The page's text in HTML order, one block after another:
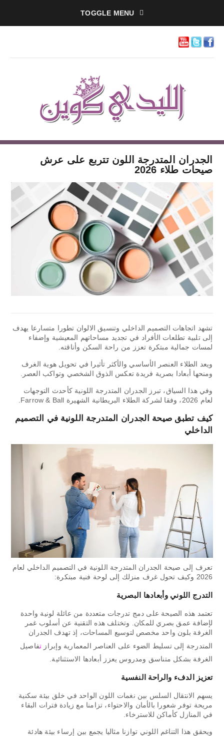
TOGGLE MENU
الجدران المتدرجة اللون تتربع على عرش
صيحات طلاء 2026
تشهد اتجاهات التصميم الداخلي وتنسيق الالوان تطورا متسارعا يهدف
إلى تلبية تطلعات الأفراد في تجديد مساحاتهم المعيشية وإضفاء
لمسات جمالية مبتكرة تعزز من راحة السكن وأناقته.
ويعد الطلاء العنصر الأساسي والأكثر تأثيرا في تحويل هوية الغرف
ومنحها أبعادا بصرية فريدة تعكس الذوق الشخصي وتواكب العصر.
وفي هذا السياق، تبرز الجدران المتدرجة اللونية كأحدث التوجهات
لعام 2026، وفقا لشركة الطلاء البريطانية الشهيرة Farrow & Ball.
كيف تطبق صيحة الجدران المتدرجة اللونية في التصميم
الداخلي
تعرف إلى صيحة الجدران المتدرجة اللونية في التصميم الداخلي لعام
2026 وكيف تحول غرف منزلك إلى لوحة فنية مبتكرة:
التدرج اللوني وأبعادها البصرية
تعتمد هذه الصيحة على دمج تدرجات متعددة من عائلة لونية واحدة
لإضافة عمق بصري للمكان. وتختلف هذه التقنية عن أسلوب غمر
الغرفة بلون واحد مخصص لتوسيع المساحات، إذ تهدف الجدران
المتدرجة إلى تسليط الضوء على العناصر المعمارية وإبراز تفاصيل
الغرفة بشكل متناسق ومدروس يعزز أبعادها الاستثنائية.
تعزيز الدفء والراحة النفسية
يسهم الانتقال السلس بين نغمات اللون الواحد في خلق بيئة سكنية
مريحة توفر شعورا بالأمان والاحتواء، تزامنا مع زيادة فترات البقاء
في المنازل كأماكن للاسترخاء.
ويحقق هذا التناغم اللوني توازنا مثاليا يجمع بين إرساء بيئة هادئة